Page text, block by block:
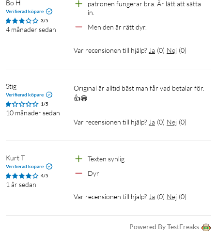
Bo H
Verifierad köpare
3/5
4 månader sedan
patronen fungerar bra. Är lätt att sätta
in.
Men den är rätt dyr.
Var recensionen till hjälp? Ja (0) Nej (0)
Stig
Verifierad köpare
1/5
10 månader sedan
Original är alltid bäst man får vad betalar för.
👍😁
Var recensionen till hjälp? Ja (0) Nej (0)
Kurt T
Verifierad köpare
4/5
1 år sedan
Texten synlig
Dyr
Var recensionen till hjälp? Ja (0) Nej (0)
Powered By TestFreaks